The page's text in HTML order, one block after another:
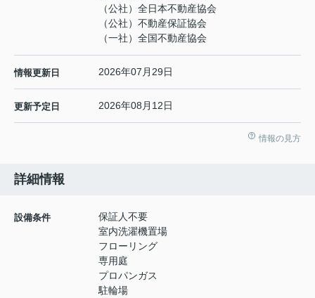
（公社）全日本不動産協会
（公社）不動産保証協会
（一社）全国不動産協会
情報更新日 2026年07月29日
更新予定日 2026年08月12日
情報の見方
詳細情報
設備条件
保証人不要
室内洗濯機置場
フローリング
専用庭
プロパンガス
駐輪場